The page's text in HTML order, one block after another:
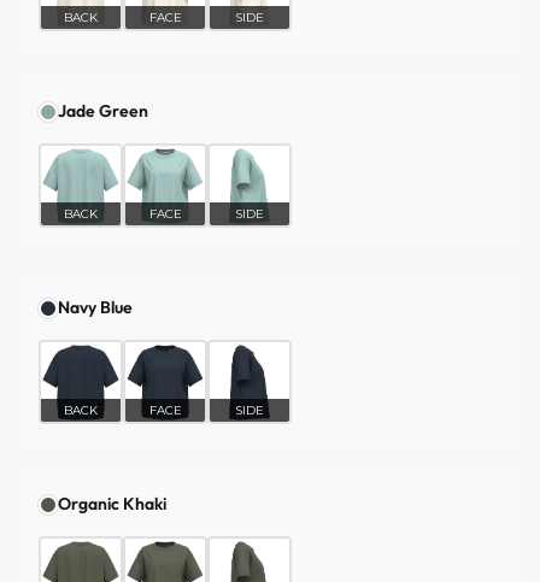
BACK FACE SIDE
Jade Green
BACK FACE SIDE
Navy Blue
BACK FACE SIDE
Organic Khaki